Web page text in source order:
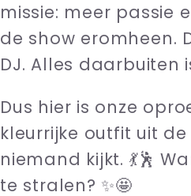
missie: meer passie
de show eromheen.
DJ. Alles daarbuiten
Dus hier is onze
kleurrijke outfit uit
niemand kijkt. 💃🕺
te stralen? ✨🤩